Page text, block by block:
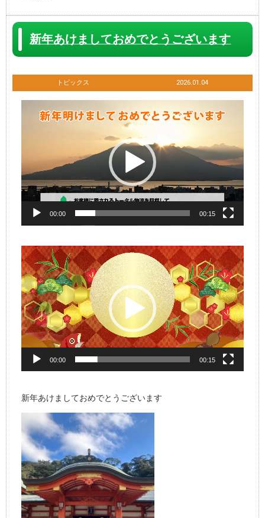
新年あけましておめでとうございます
トピックス 2026.01.04
ヤ
ー
00:00 00:15
動
画
プ
レ
ー
ヤ
ー
00:00 00:15
新年あけましておめでとうございます